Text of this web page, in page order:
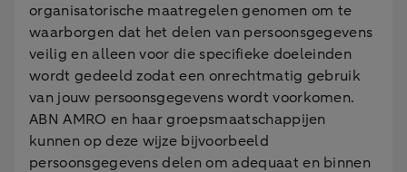
organisatorische maatregelen genomen om te
waarborgen dat het delen van persoonsgegevens
veilig en alleen voor die specifieke doeleinden
wordt gedeeld zodat een onrechtmatig gebruik
van jouw persoonsgegevens wordt voorkomen.
ABN AMRO en haar groepsmaatschappijen
kunnen op deze wijze bijvoorbeeld
persoonsgegevens delen om adequaat en binnen